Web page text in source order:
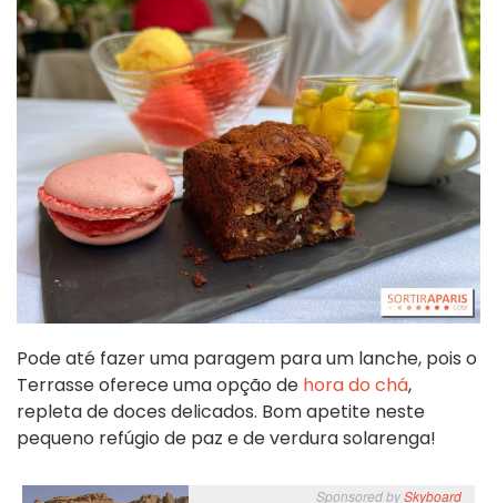
Pode até fazer uma paragem para um lanche, pois o
Terrasse oferece uma opção de hora do chá,
repleta de doces delicados. Bom apetite neste
pequeno refúgio de paz e de verdura solarenga!